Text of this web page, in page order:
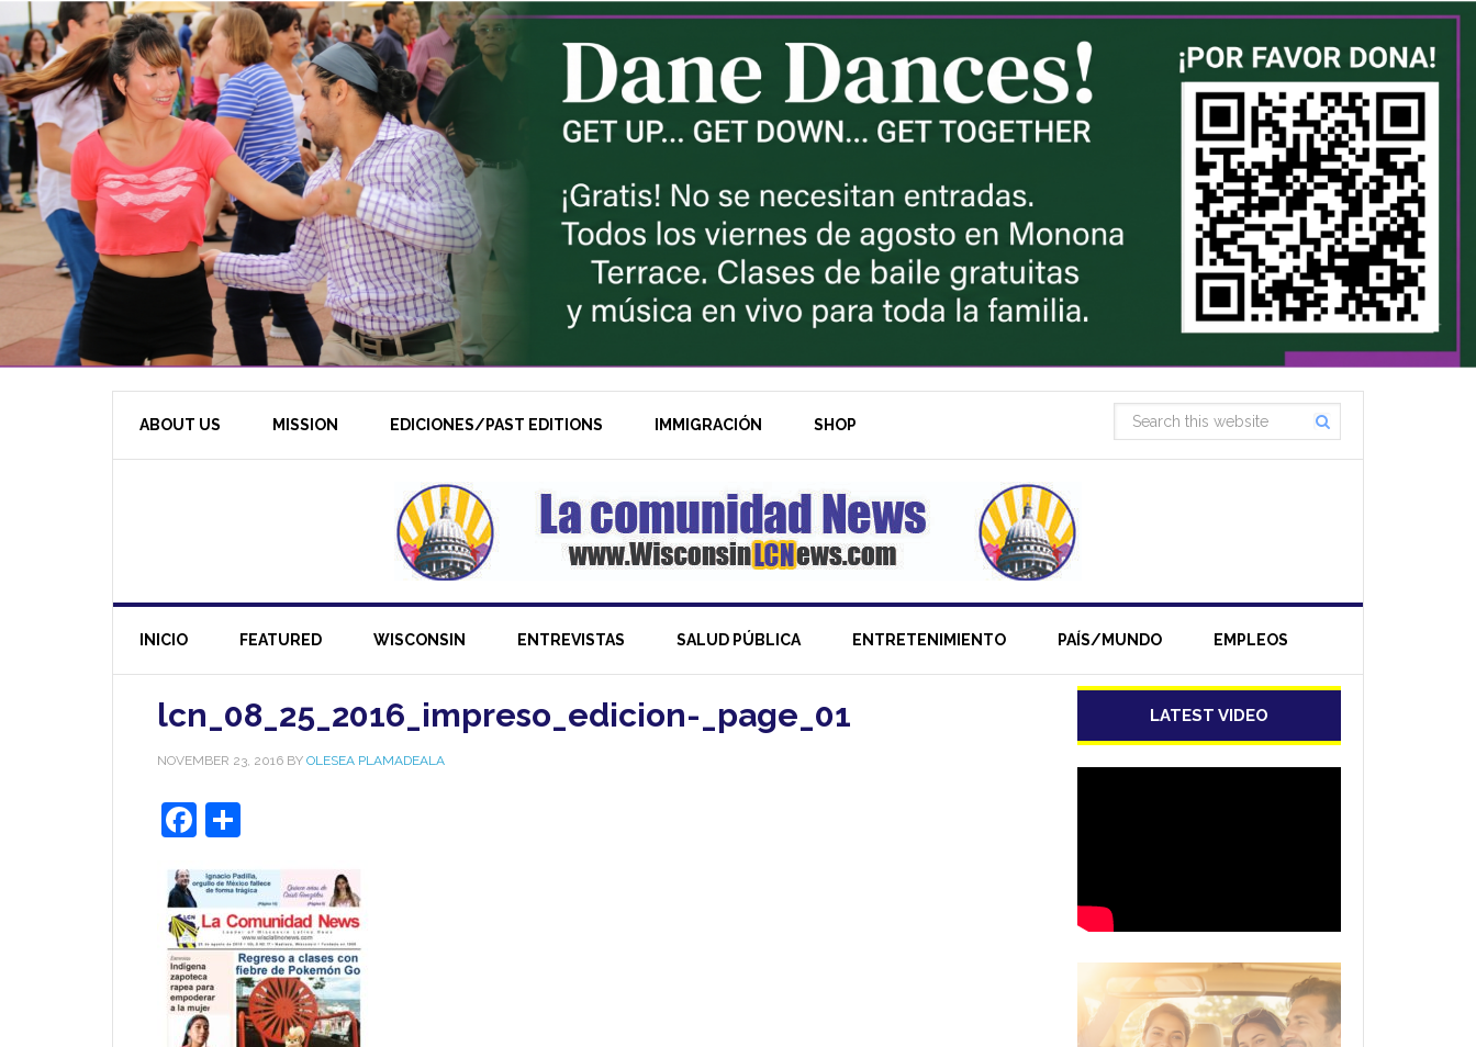
ABOUT US MISSION EDICIONES/PAST EDITIONS IMMIGRACIÓN SHOP
INICIO FEATURED WISCONSIN ENTREVISTAS SALUD PÚBLICA ENTRETENIMIENTO PAÍS/MUNDO EMPLEOS
lcn_08_25_2016_impreso_edicion-_page_01
NOVEMBER 23, 2016 BY OLESEA PLAMADEALA
Facebook
LATEST VIDEO